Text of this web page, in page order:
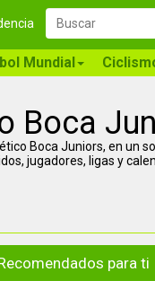
Mundial
Boca
Boca Juniors, en un
jugadores, ligas y
para ti